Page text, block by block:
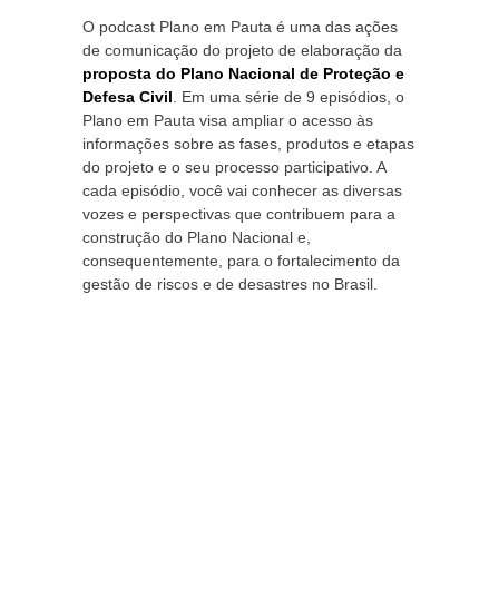
O podcast Plano em Pauta é uma das ações
de comunicação do projeto de elaboração da
proposta do Plano Nacional de Proteção e
Defesa Civil. Em uma série de 9 episódios, o
Plano em Pauta visa ampliar o acesso às
informações sobre as fases, produtos e etapas
do projeto e o seu processo participativo. A
cada episódio, você vai conhecer as diversas
vozes e perspectivas que contribuem para a
construção do Plano Nacional e,
consequentemente, para o fortalecimento da
gestão de riscos e de desastres no Brasil.